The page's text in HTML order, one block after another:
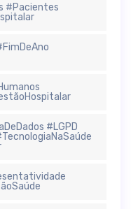
#Pacientes
#LGPD